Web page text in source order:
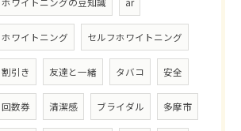
ホワイトニング セルフホワイトニング
割引き 友達と一緒 タバコ 安全
回数券 清潔感 ブライダル 多摩市